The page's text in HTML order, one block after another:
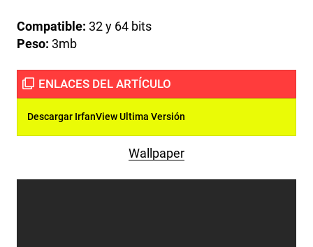
Compatible: 32 y 64 bits
Peso: 3mb
Descargar IrfanView Ultima Versión
Wallpaper